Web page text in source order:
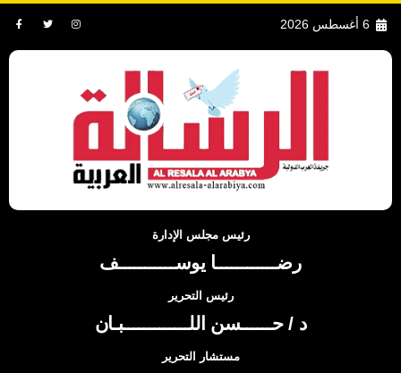
6 أغسطس 2026
رئيس مجلس الإدارة
رضــــــــــــا يوســـــــــــف
رئيس التحرير
د / حــــــسن اللـــــــــــــبـان
مستشار التحرير